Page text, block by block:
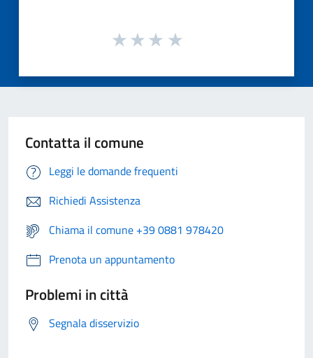
Contatta il comune
Leggi le domande frequenti
Richiedi Assistenza
Chiama il comune +39 0881 978420
Prenota un appuntamento
Problemi in città
Segnala disservizio